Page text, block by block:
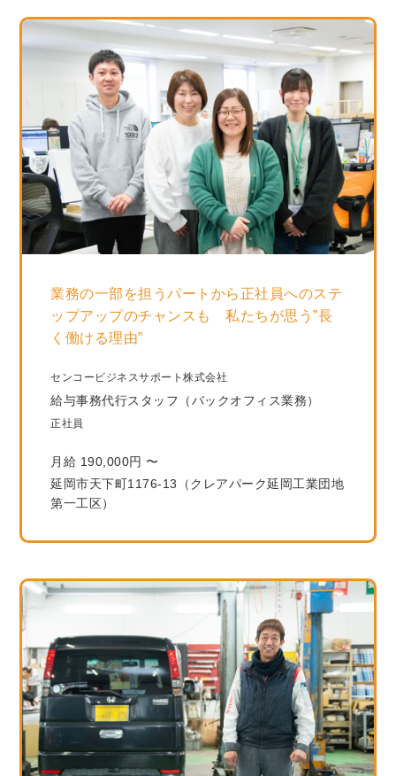
業務の一部を担うパートから正社員へのステ
ップアップのチャンスも 私たちが思う”長
く働ける理由”
センコービジネスサポート株式会社
給与事務代行スタッフ（バックオフィス業務）
正社員
月給 190,000円 〜
延岡市天下町1176-13（クレアパーク延岡工業団地
第一工区）